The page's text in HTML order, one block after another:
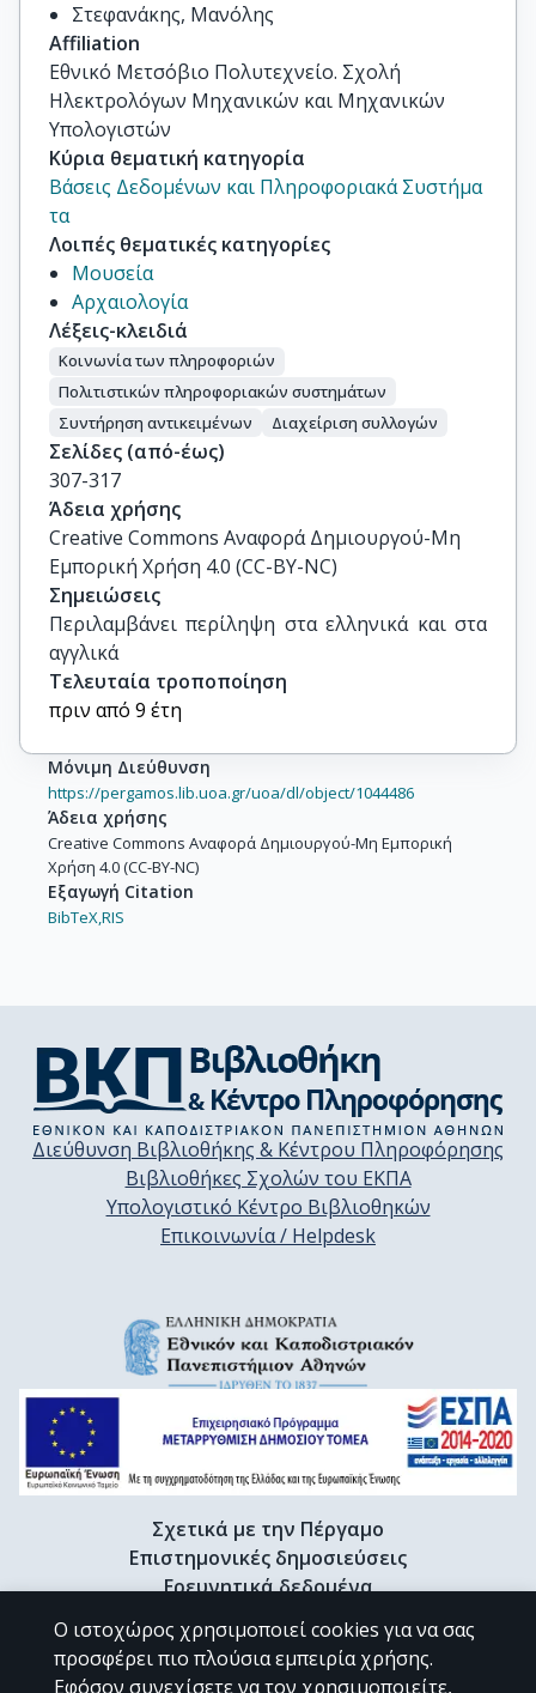
Στεφανάκης, Μανόλης
Affiliation
Εθνικό Μετσόβιο Πολυτεχνείο. Σχολή
Ηλεκτρολόγων Μηχανικών και Μηχανικών
Υπολογιστών
Κύρια θεματική κατηγορία
Βάσεις Δεδομένων και Πληροφοριακά Συστήμα
τα
Λοιπές θεματικές κατηγορίες
Μουσεία
Αρχαιολογία
Λέξεις-κλειδιά
Κοινωνία των πληροφοριών
Πολιτιστικών πληροφοριακών συστημάτων
Συντήρηση αντικειμένων
Διαχείριση συλλογών
Σελίδες (από-έως)
307-317
Άδεια χρήσης
Creative Commons Αναφορά Δημιουργού-Μη
Εμπορική Χρήση 4.0 (CC-BY-NC)
Σημειώσεις
Περιλαμβάνει περίληψη στα ελληνικά και στα
αγγλικά
Τελευταία τροποποίηση
πριν από 9 έτη
Μόνιμη Διεύθυνση
https://pergamos.lib.uoa.gr/uoa/dl/object/1044486
Άδεια χρήσης
Creative Commons Αναφορά Δημιουργού-Μη Εμπορική
Χρήση 4.0 (CC-BY-NC)
Εξαγωγή Citation
BibTeX,RIS
Διεύθυνση Βιβλιοθήκης & Κέντρου Πληροφόρησης
Βιβλιοθήκες Σχολών του ΕΚΠΑ
Υπολογιστικό Κέντρο Βιβλιοθηκών
Επικοινωνία / Helpdesk
Σχετικά με την Πέργαμο
Επιστημονικές δημοσιεύσεις
Ερευνητικά δεδομένα
Διδακτορικές διατριβές & Γκρίζα βιβλιογραφία
Προφίλ Ερευνητή
Ο ιστοχώρος χρησιμοποιεί cookies για να σας
προσφέρει πιο πλούσια εμπειρία χρήσης.
Εφόσον συνεχίσετε να τον χρησιμοποιείτε,